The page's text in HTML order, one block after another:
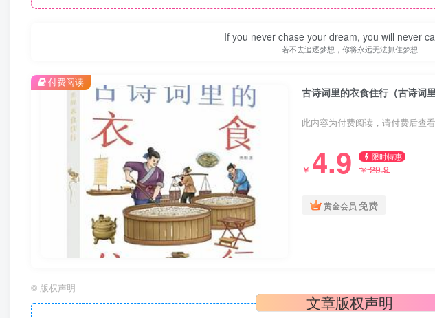
If you never chase your dream, you will never
若不去追逐梦想，你将永远无法抓住梦想
古诗词里的衣食住行（古诗词
此内容为付费阅读，请付费后查看
￥ 4.9 限时特惠
￥29.9
黄金会员 免费
付费阅读
© 版权声明
文章版权声明